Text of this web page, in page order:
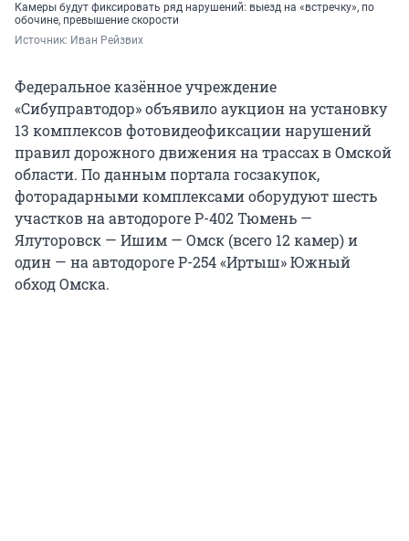
Камеры будут фиксировать ряд нарушений: выезд на «встречку», по
обочине, превышение скорости
Источник: Иван Рейзвих
Федеральное казённое учреждение
«Сибуправтодор» объявило аукцион на установку
13 комплексов фотовидеофиксации нарушений
правил дорожного движения на трассах в Омской
области. По данным портала госзакупок,
фоторадарными комплексами оборудуют шесть
участков на автодороге Р-402 Тюмень —
Ялуторовск — Ишим — Омск (всего 12 камер) и
один — на автодороге Р-254 «Иртыш» Южный
обход Омска.